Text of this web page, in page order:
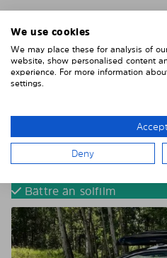
Du har de samme
bilen med våres
fjerner 90% av direkte
din som også er
godkjent av tyske TÜF.
Enklare och smartare än
Montera enkelt på 15
Tona dina bilrutor utan
Bättre än solfilm
We use cookies
We may place these for analysis of
website, show personalised content
experience. For more information
settings.
Deny